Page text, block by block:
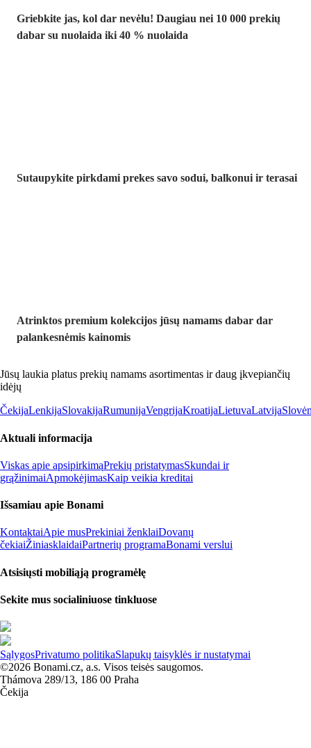
Griebkite jas, kol dar nevėlu! Daugiau nei 10 000 prekių
dabar su nuolaida iki 40 % nuolaida
Sutaupykite pirkdami prekes savo sodui, balkonui ir terasai
Atrinktos premium kolekcijos jūsų namams dabar dar
palankesnėmis kainomis
Jūsų laukia platus prekių namams asortimentas ir daug įkvepiančių
idėjų
ČekijaLenkijaSlovakijaRumunijaVengrijaKroatijaLietuvaLatvija
Aktuali informacija
Viskas apie apsipirkimąPrekių pristatymasSkundai ir
grąžinimaiApmokėjimasKaip veikia kreditai
Išsamiau apie Bonami
KontaktaiApie musPrekiniai ženklaiDovanų
čekiaiŽiniasklaidaiPartnerių programaBonami verslui
Atsisiųsti mobiliąją programėlę
Sekite mus socialiniuose tinkluose
SąlygosPrivatumo politikaSlapukų taisyklės ir nustatymai
©2026 Bonami.cz, a.s. Visos teisės saugomos.
Thámova 289/13, 186 00 Praha
Čekija